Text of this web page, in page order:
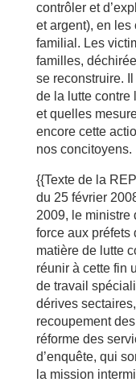
contrôler et
et argent), en
familial. Les
familles,
se reconstruire.
de la lutte contre
et quelles
encore cette
nos concitoyens.
{{Texte de la
du 25 février
2009, le ministre
force aux préfets
matière de lutte
réunir à cette fin
de travail
dérives
recoupement
réforme des
d’enquête, qui
la mission